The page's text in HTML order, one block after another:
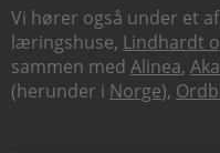
Vi hører også under et
læringshuse, Lindhardt
sammen med Alinea,
(herunder i Norge),